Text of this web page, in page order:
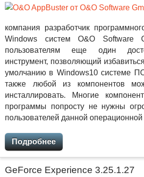
компания разработчик
Windows систем O&O Software
пользователям еще один
инструмент, позволяющий
умолчанию в Windows10 системе
также любой из компонентов
инсталлировать. Многие
программы попросту не нужны
пользователей данной
Подробнее
GeForce Experience 3.25.1.27